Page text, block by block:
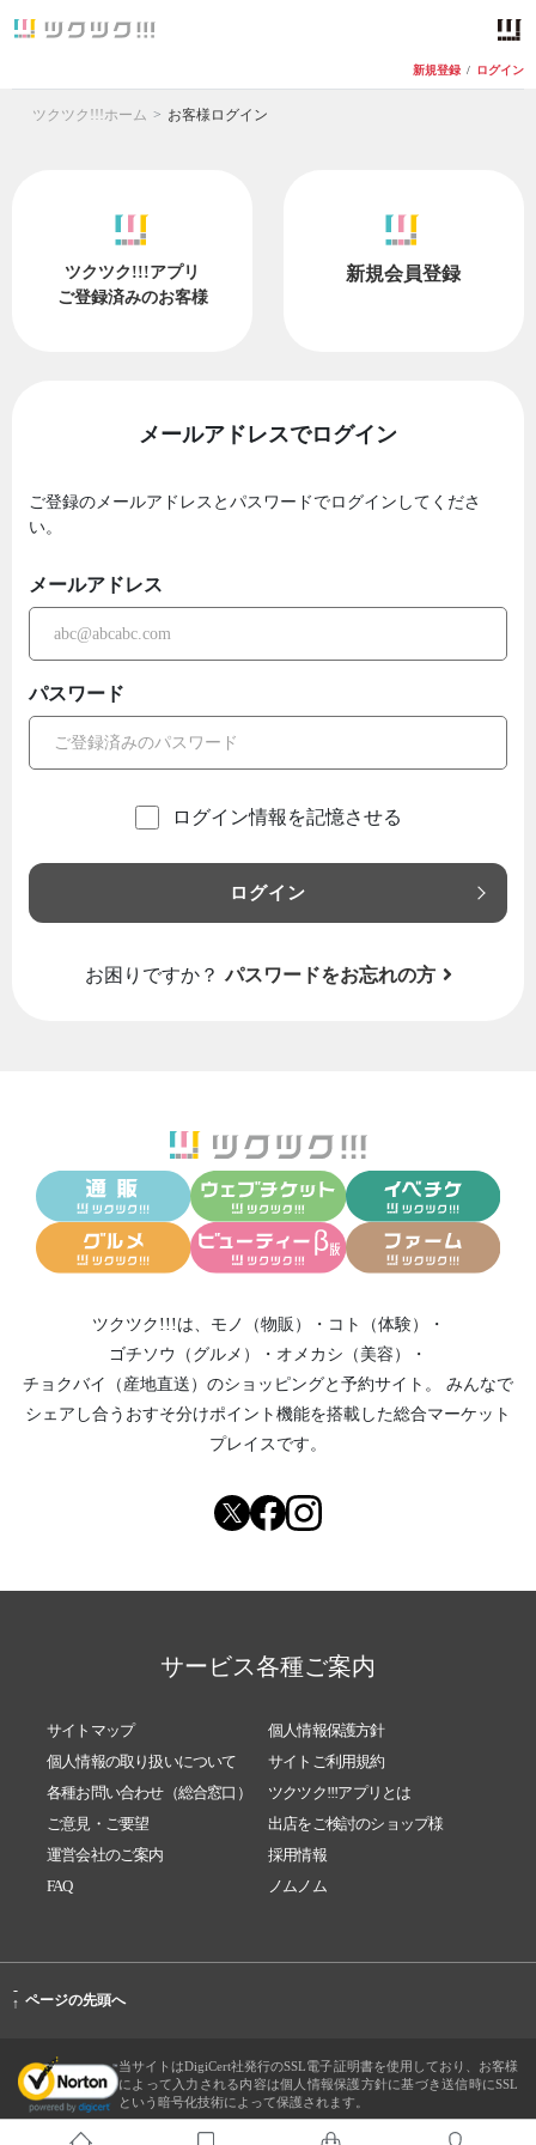
新規登録 / ログイン
ツクツク!!!ホーム お客様ログイン
ツクツク!!!アプリ
ご登録済みのお客様
新規会員登録
メールアドレスでログイン
ご登録のメールアドレスとパスワードでログインしてくださ
い。
メールアドレス
パスワード
ログイン情報を記憶させる
ログイン
お困りですか？ パスワードをお忘れの方
ツクツク!!!は、 モノ（物販） ・ コト（体験）
・
ゴチソウ（グルメ）
・ オメカシ（美容）
・
チョクバイ（産地直送） のショッピングと予約サイト。
みんなで
シェアし合う おすそ分けポイント機能を搭載した総合マーケット
プレイスです。
サービス各種ご案内
サイトマップ
個人情報保護方針
個人情報の取り扱いについて
サイトご利用規約
各種お問い合わせ（総合窓口）
ツクツク!!!アプリとは
ご意見・ご要望
出店をご検討のショップ様
運営会社のご案内
採用情報
FAQ
ノムノム
-
↑ ページの先頭へ
当サイトはDigiCert社発行のSSL電子証明書を使用しており、お客様
によって入力される内容は個人情報保護方針に基づき送信時にSSL
という暗号化技術によって保護されます。